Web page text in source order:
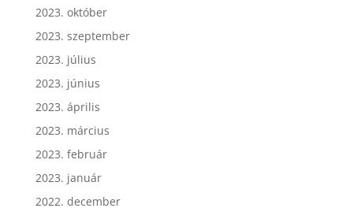
2023. október
2023. szeptember
2023. július
2023. június
2023. április
2023. március
2023. február
2023. január
2022. december